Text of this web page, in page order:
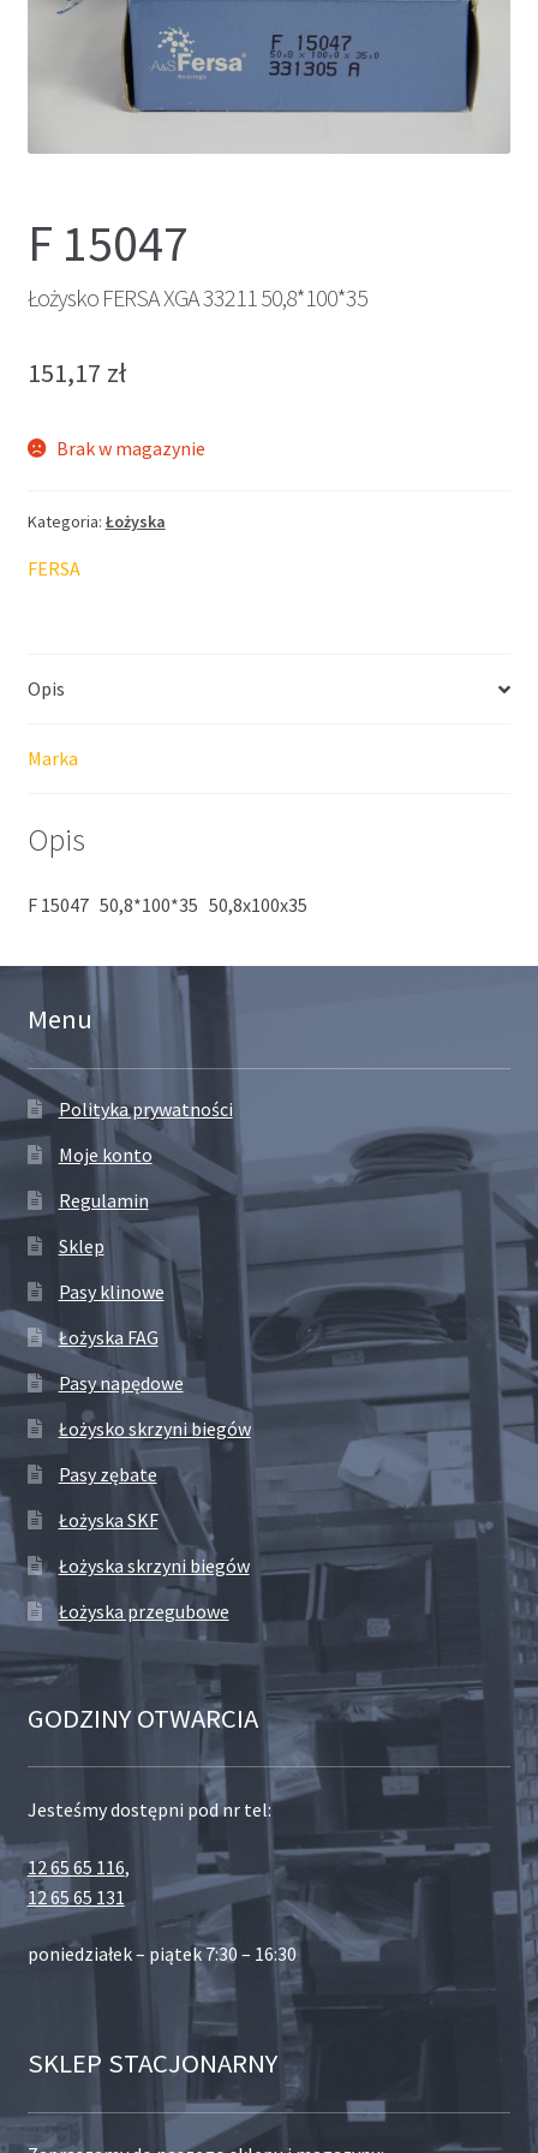
F 15047
Łożysko FERSA XGA 33211 50,8*100*35
151,17 zł
Brak w magazynie
Kategoria: Łożyska
FERSA
Opis
Marka
Opis
F 15047 50,8*100*35 50,8x100x35
Menu
Polityka prywatności
Moje konto
Regulamin
Sklep
Pasy klinowe
Łożyska FAG
Pasy napędowe
Łożysko skrzyni biegów
Pasy zębate
Łożyska SKF
Łożyska skrzyni biegów
Łożyska przegubowe
GODZINY OTWARCIA
Jesteśmy dostępni pod nr tel:
12 65 65 116,
12 65 65 131
poniedziałek – piątek 7:30 – 16:30
SKLEP STACJONARNY